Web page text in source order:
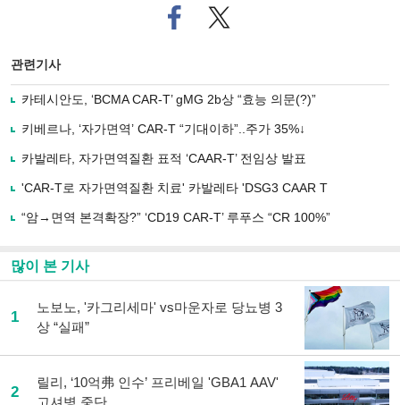
페
이
로
기
사
유
기
트위
터로
관련기사
카테시안도, ‘BCMA CAR-T’ gMG 2b상 “효능 의문(?)”
키베르나, ‘자가면역’ CAR-T “기대이하”..주가 35%↓
카발레타, 자가면역질환 표적 ‘CAAR-T’ 전임상 발표
'CAR-T로 자가면역질환 치료' 카발레타 'DSG3 CAAR T
“암→면역 본격확장?” ‘CD19 CAR-T’ 루푸스 “CR 100%”
많이 본 기사
1
노보노, '카그리세마' vs마운자로 당뇨병 3
상 “실패”
2
릴리, ‘10억弗 인수’ 프리베일 'GBA1 AAV'
고셔병 중단